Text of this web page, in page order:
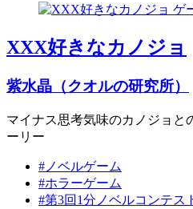
XXX好きなカノジョ
紫水晶（クオルの研究所）
マイナス思考気味のカノジョと
ーリー
#ノベルゲーム
#ホラーゲーム
#第3回1分ノベルコンテス